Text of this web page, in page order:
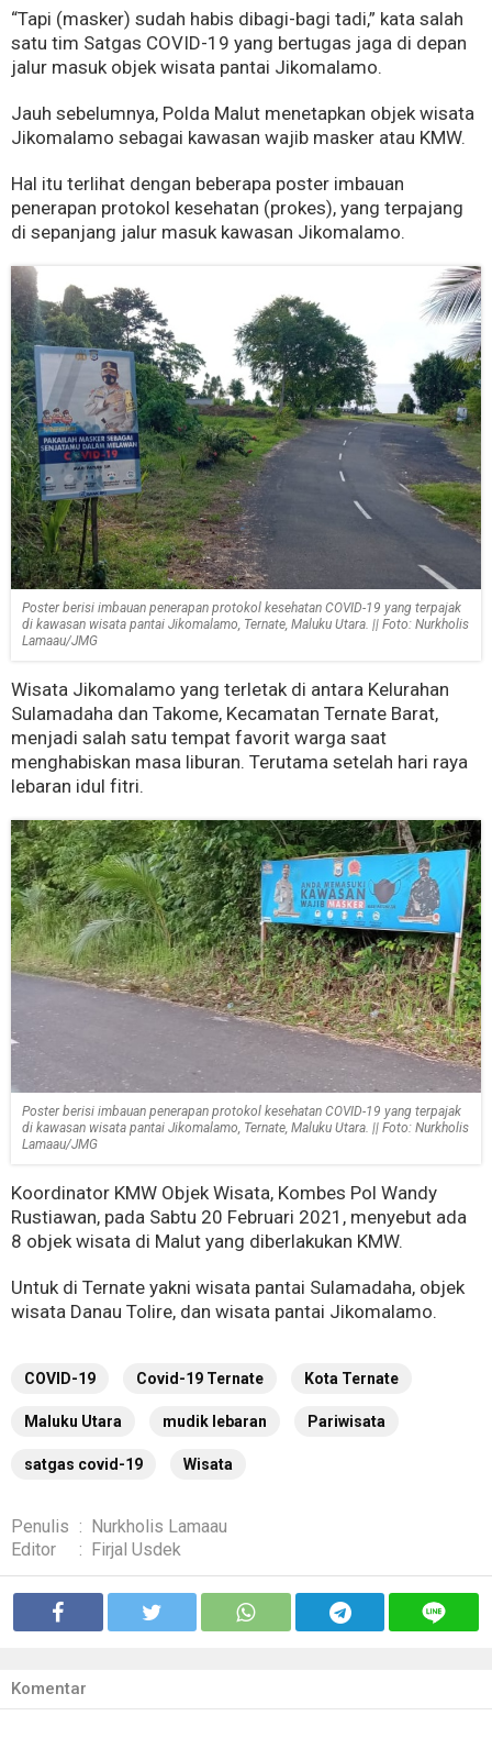
“Tapi (masker) sudah habis dibagi-bagi tadi,” kata salah
satu tim Satgas COVID-19 yang bertugas jaga di depan
jalur masuk objek wisata pantai Jikomalamo.
Jauh sebelumnya, Polda Malut menetapkan objek wisata
Jikomalamo sebagai kawasan wajib masker atau KMW.
Hal itu terlihat dengan beberapa poster imbauan
penerapan protokol kesehatan (prokes), yang terpajang
di sepanjang jalur masuk kawasan Jikomalamo.
Poster berisi imbauan penerapan protokol kesehatan COVID-19 yang terpajak
di kawasan wisata pantai Jikomalamo, Ternate, Maluku Utara. || Foto: Nurkholis
Lamaau/JMG
Wisata Jikomalamo yang terletak di antara Kelurahan
Sulamadaha dan Takome, Kecamatan Ternate Barat,
menjadi salah satu tempat favorit warga saat
menghabiskan masa liburan. Terutama setelah hari raya
lebaran idul fitri.
Poster berisi imbauan penerapan protokol kesehatan COVID-19 yang terpajak
di kawasan wisata pantai Jikomalamo, Ternate, Maluku Utara. || Foto: Nurkholis
Lamaau/JMG
Koordinator KMW Objek Wisata, Kombes Pol Wandy
Rustiawan, pada Sabtu 20 Februari 2021, menyebut ada
8 objek wisata di Malut yang diberlakukan KMW.
Untuk di Ternate yakni wisata pantai Sulamadaha, objek
wisata Danau Tolire, dan wisata pantai Jikomalamo.
COVID-19 Covid-19 Ternate Kota Ternate
Maluku Utara mudik lebaran Pariwisata
satgas covid-19 Wisata
Penulis :
Nurkholis Lamaau
Editor
: Firjal Usdek
Komentar